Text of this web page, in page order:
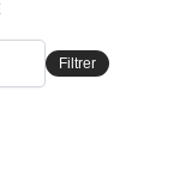
Filtrer